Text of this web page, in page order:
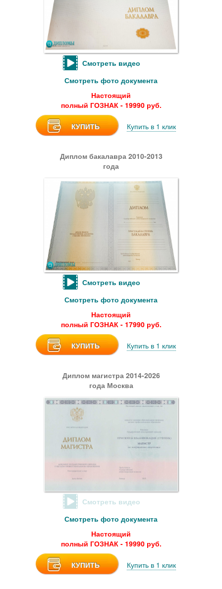
Смотреть видео
Смотреть фото документа
Настоящий
полный ГОЗНАК - 19990 руб.
КУПИТЬ Купить в 1 клик
Диплом бакалавра 2010-2013
года
Смотреть видео
Смотреть фото документа
Настоящий
полный ГОЗНАК - 17990 руб.
КУПИТЬ Купить в 1 клик
Диплом магистра 2014-2026
года Москва
Смотреть видео
Смотреть фото документа
Настоящий
полный ГОЗНАК - 19990 руб.
КУПИТЬ Купить в 1 клик